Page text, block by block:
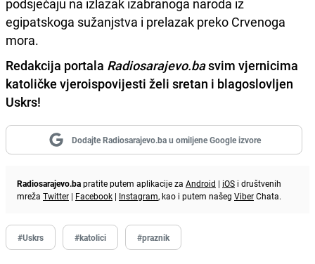
egipatskoga sužanjstva i prelazak preko Crvenoga
mora.
Redakcija portala Radiosarajevo.basvim vjernicima
katoličke vjeroispovijesti želi sretan i blagoslovljen
Uskrs!
Dodajte Radiosarajevo.ba u omiljene Google izvore
Radiosarajevo.bapratite putem aplikacije za Android | iOS i društvenih
mreža Twitter | Facebook | Instagram, kao i putem našeg ViberChata.
#Uskrs #katolici #praznik